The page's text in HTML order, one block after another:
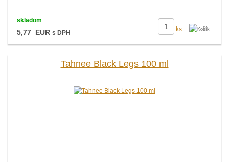
ks
skladom
5,77 EUR s DPH
Tahnee Black Legs 100 ml